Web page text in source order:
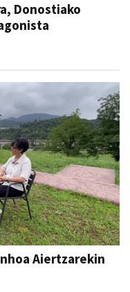
Donostiako
Aiertzarekin